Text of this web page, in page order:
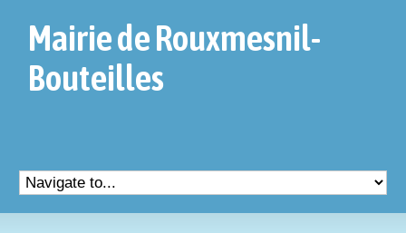
Mairie de Rouxmesnil-
Bouteilles